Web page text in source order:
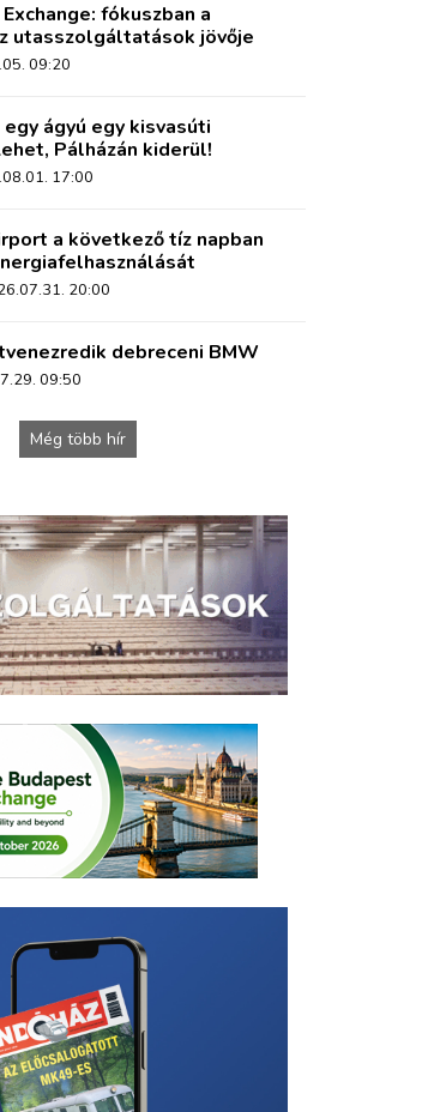
fókuszban a
utasszolgáltatások jövője
09:20
ágyú egy kisvasúti
Pálházán kiderül!
17:00
a következő tíz napban
20:00
debreceni BMW
09:50
Még több hír